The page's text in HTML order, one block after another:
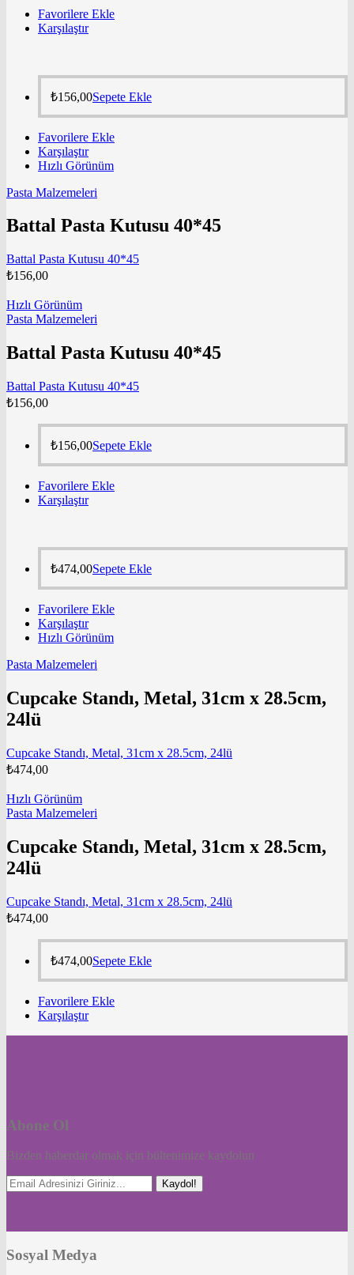
Favorilere Ekle
Karşılaştır
₺156,00Sepete Ekle
Favorilere Ekle
Karşılaştır
Hızlı Görünüm
Pasta Malzemeleri
Battal Pasta Kutusu 40*45
Battal Pasta Kutusu 40*45
₺156,00
Hızlı Görünüm
Pasta Malzemeleri
Battal Pasta Kutusu 40*45
Battal Pasta Kutusu 40*45
₺156,00
₺156,00Sepete Ekle
Favorilere Ekle
Karşılaştır
₺474,00Sepete Ekle
Favorilere Ekle
Karşılaştır
Hızlı Görünüm
Pasta Malzemeleri
Cupcake Standı, Metal, 31cm x 28.5cm,
24lü
Cupcake Standı, Metal, 31cm x 28.5cm, 24lü
₺474,00
Hızlı Görünüm
Pasta Malzemeleri
Cupcake Standı, Metal, 31cm x 28.5cm,
24lü
Cupcake Standı, Metal, 31cm x 28.5cm, 24lü
₺474,00
₺474,00Sepete Ekle
Favorilere Ekle
Karşılaştır
Abone Ol
Bizden haberdar olmak için bültenimize kaydolun
Kaydol!
Sosyal Medya